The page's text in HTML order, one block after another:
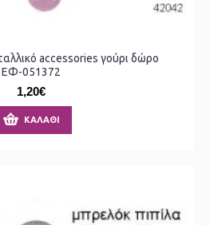
accessories γούρι δώρο
ΕΦ-051372
1,20€
ΚΑΛΆΘΙ